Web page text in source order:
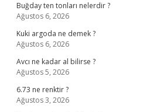
Buğday ten tonları nelerdir ?
Ağustos 6, 2026
Kuki argoda ne demek ?
Ağustos 6, 2026
Avcı ne kadar al bilirse ?
Ağustos 5, 2026
6.73 ne renktir ?
Ağustos 3, 2026